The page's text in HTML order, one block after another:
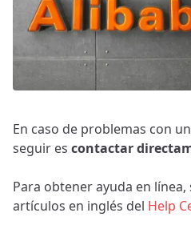
En caso de problemas con
seguir es contactar
Para obtener ayuda en
artículos en inglés del Help